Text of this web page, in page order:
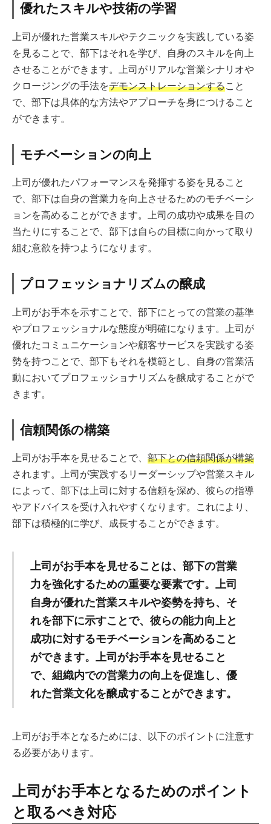
優れたスキルや技術の学習
上司が優れた営業スキルやテクニックを実践している姿
を見ることで、部下はそれを学び、自身のスキルを向上
させることができます。上司がリアルな営業シナリオや
クロージングの手法をデモンストレーションすること
で、部下は具体的な方法やアプローチを身につけること
ができます。
モチベーションの向上
上司が優れたパフォーマンスを発揮する姿を見ること
で、部下は自身の営業力を向上させるためのモチベーシ
ョンを高めることができます。上司の成功や成果を目の
当たりにすることで、部下は自らの目標に向かって取り
組む意欲を持つようになります。
プロフェッショナリズムの醸成
上司がお手本を示すことで、部下にとっての営業の基準
やプロフェッショナルな態度が明確になります。上司が
優れたコミュニケーションや顧客サービスを実践する姿
勢を持つことで、部下もそれを模範とし、自身の営業活
動においてプロフェッショナリズムを醸成することがで
きます。
信頼関係の構築
上司がお手本を見せることで、 部下との信頼関係が構築
されます。上司が実践するリーダーシップや営業スキル
によって、部下は上司に対する信頼を深め、彼らの指導
やアドバイスを受け入れやすくなります。これにより、
部下は積極的に学び、成長することができます。
上司がお手本を見せることは、部下の営業
力を強化するための重要な要素です。上司
自身が優れた営業スキルや姿勢を持ち、そ
れを部下に示すことで、彼らの能力向上と
成功に対するモチベーションを高めること
ができます。上司がお手本を見せること
で、組織内での営業力の向上を促進し、優
れた営業文化を醸成することができます。
上司がお手本となるためには、以下のポイントに注意す
る必要があります。
上司がお手本となるためのポイント
と取るべき対応